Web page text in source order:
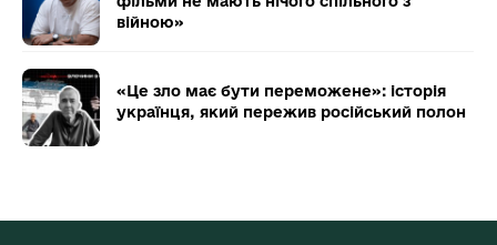
війною»
«Це зло має бути переможене»: історія
українця, який пережив російський полон